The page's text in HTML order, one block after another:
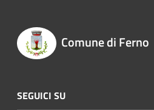
Comune di Ferno
SEGUICI SU